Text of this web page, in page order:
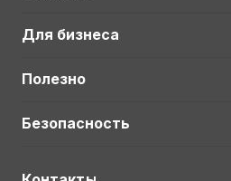
Для бизнеса
Полезно
Безопасность